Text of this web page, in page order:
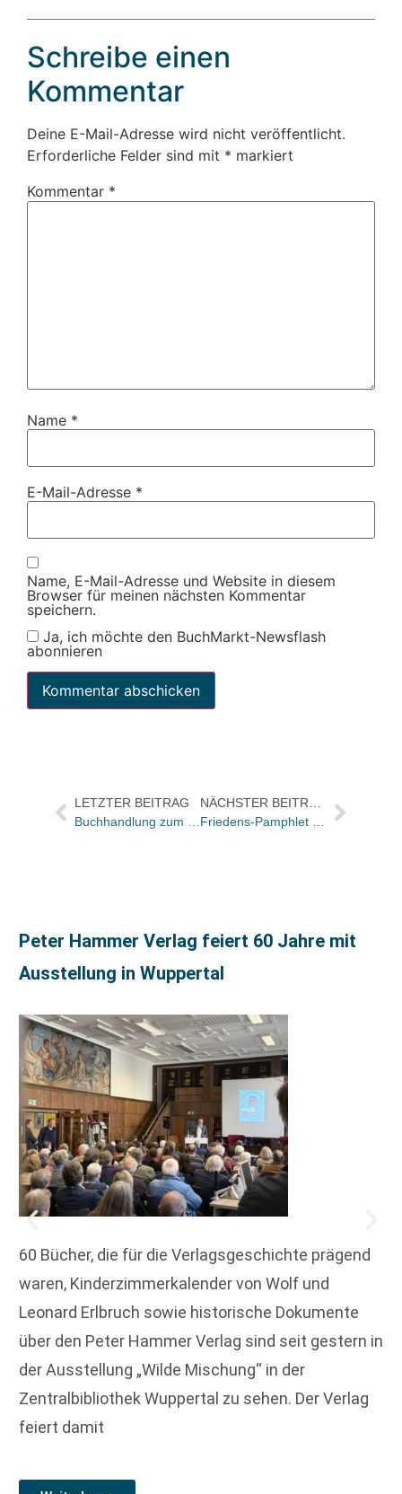
Schreibe einen
Kommentar
Deine E-Mail-Adresse wird nicht veröffentlicht.
Erforderliche Felder sind mit * markiert
Kommentar *
Name *
E-Mail-Adresse *
Name, E-Mail-Adresse und Website in diesem
Browser für meinen nächsten Kommentar
speichern.
Ja, ich möchte den BuchMarkt-Newsflash
abonnieren
LETZTER BEITRAG
Peter Hammer Verlag feiert 60 Jahre mit
Ausstellung in Wuppertal
60 Bücher, die für die Verlagsgeschichte prägend
waren, Kinderzimmerkalender von Wolf und
Leonard Erlbruch sowie historische Dokumente
über den Peter Hammer Verlag sind seit gestern in
der Ausstellung „Wilde Mischung“ in der
Zentralbibliothek Wuppertal zu sehen. Der Verlag
feiert damit